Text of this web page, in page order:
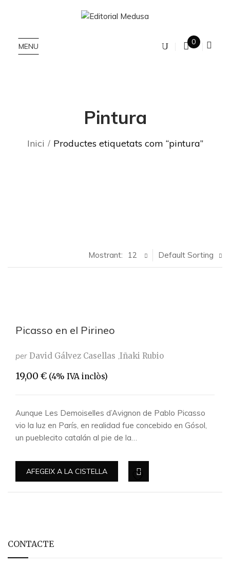
MENU 0
Pintura
Inici Productes etiquetats com “pintura”
Default Sorting
Mostrant: 12
Picasso en el Pirineo
per David Gálvez Casellas Iñaki Rubio
19,00 € (4% IVA inclòs)
Aunque Les Demoiselles d’Avignon de Pablo Picasso
vio la luz en París, en realidad fue concebido en Gósol,
un pueblecito catalán al pie de la…
AFEGEIX A LA CISTELLA
CONTACTE